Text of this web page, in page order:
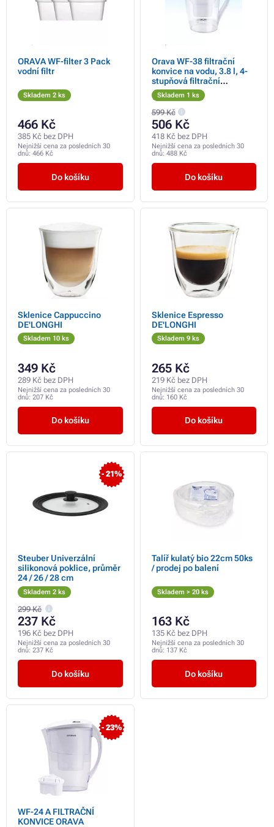
ORAVA WF-filter 3 Pack
vodní filtr
Skladem 2 ks
466 Kč
385 Kč bez DPH
Nejnižší cena za posledních 30
dnů: 466 Kč
Do košíku
Orava WF-38 filtrační
konvice na vodu, 3.8 l, 4-
stupňová filtrační
technologie, bílá
Skladem 1 ks
599 Kč
506 Kč
418 Kč bez DPH
Nejnižší cena za posledních 30
dnů: 488 Kč
Do košíku
Sklenice Cappuccino
DE'LONGHI
Skladem 10 ks
349 Kč
289 Kč bez DPH
Nejnižší cena za posledních 30
dnů: 207 Kč
Do košíku
Sklenice Espresso
DE'LONGHI
Skladem 9 ks
265 Kč
219 Kč bez DPH
Nejnižší cena za posledních 30
dnů: 160 Kč
Do košíku
- 21%
Steuber Univerzální
silikonová poklice, průměr
24 / 26 / 28 cm
Skladem 2 ks
299 Kč
237 Kč
196 Kč bez DPH
Nejnižší cena za posledních 30
dnů: 237 Kč
Do košíku
Talíř kulatý bio 22cm 50ks
/ prodej po balení
Skladem > 20 ks
163 Kč
135 Kč bez DPH
Nejnižší cena za posledních 30
dnů: 137 Kč
Do košíku
- 23%
WF-24 A FILTRAČNÍ
KONVICE ORAVA